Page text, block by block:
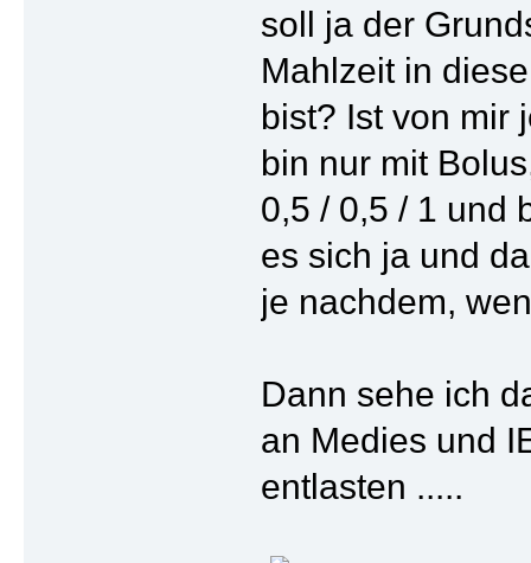
soll ja der
Mahlzeit in
bist? Ist von mir
bin nur mit
0,5 / 0,5 / 1 und
es sich ja und
je nachdem,
Dann sehe ich
an Medies und
entlasten .....